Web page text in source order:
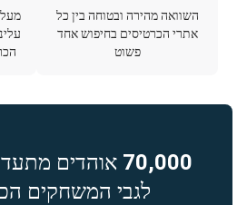
השוואה מהירה ובטוחה בין כל
אתרי הכרטיסים בחיפוש אחד
פשוט
70,000 אוהדים
לגבי המשחקים